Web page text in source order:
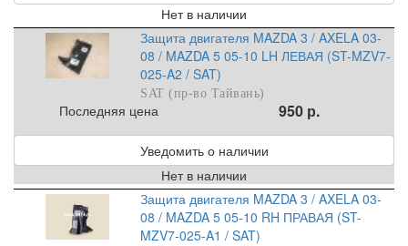
Нет в наличии
Защита двигателя MAZDA 3 / AXELA 03-
08 / MAZDA 5 05-10 LH ЛЕВАЯ (ST-MZV7-
025-A2 / SAT)
SAT (пр-во Тайвань)
Последняя цена 950 р.
Уведомить о наличии
Нет в наличии
Защита двигателя MAZDA 3 / AXELA 03-
08 / MAZDA 5 05-10 RH ПРАВАЯ (ST-
MZV7-025-A1 / SAT)